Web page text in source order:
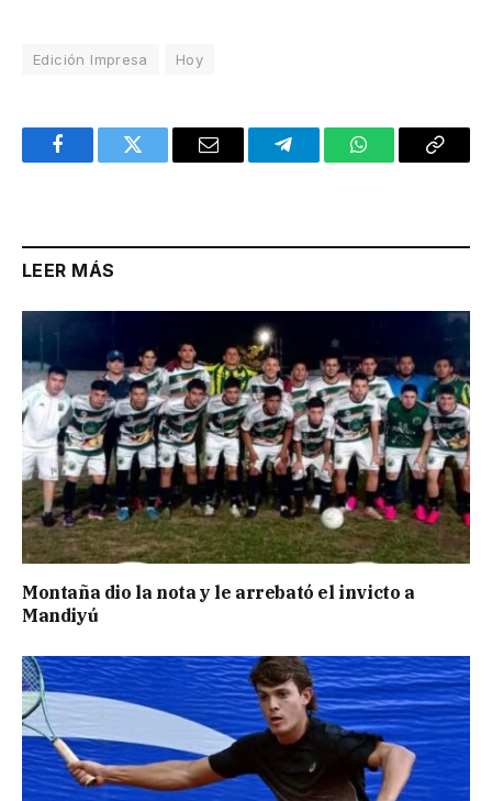
Edición Impresa Hoy
FacebookTwitter Email TelegramWhatsAppCopy
LEER MÁS
Montaña dio la nota y le arrebató el invicto a
Mandiyú